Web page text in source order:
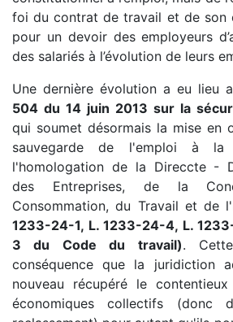
foi du contrat de travail et de son
pour un devoir des employeurs
des salariés à l’évolution de leurs
Une dernière évolution a eu lieu
504 du 14 juin 2013 sur la
qui soumet désormais la mise en
sauvegarde de l'emploi à
l'homologation de la Direccte -
des Entreprises, de la
Consommation, du Travail et de
1233-24-1, L. 1233-24-4, L.
3 du Code du travail).
conséquence que la juridiction
nouveau récupéré le
économiques collectifs (donc